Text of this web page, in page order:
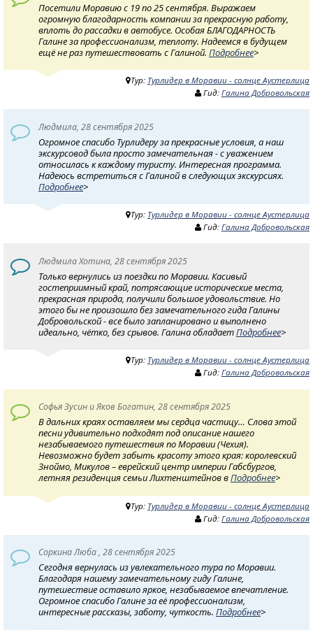
Посетили Моравию с 19 по 25 сентября. Выражаем
огромную благодарность компании за прекрасную работу,
вплоть до рассадки в автобусе. Особая БЛАГОДАРНОСТЬ
Галине за профессионализм, теплоту. Надеемся в будущем
ещё не раз путешествовать с Галиной. Подробнее>
Тур: Турлидер в Моравии - солнце Аустерлица
Гид: Галина Добровольская
Людмила, 28 сентября 2025
Огромное спасибо Турлидеру за прекрасные условия, а наш
экскурсовод была просто замечательная - с уважением
относилась к каждому туристу. Интересная программа.
Надеюсь встретиться с Галиной в следующих экскурсиях.
Подробнее>
Тур: Турлидер в Моравии - солнце Аустерлица
Гид: Галина Добровольская
Людмила Хотина, 28 сентября 2025
Только вернулись из поездки по Моравии. Касивый
гостеприимный край, потрясающие исторические места,
прекрасная природа, получили большое удовольствие. Но
этого бы не произошло без замечательного гида Галины
Добровольской - все было запланировано и выполнено
идеально, чётко, без срывов. Галина обладаетПодробнее>
Тур: Турлидер в Моравии - солнце Аустерлица
Гид: Галина Добровольская
Софья Зусин и Яков Богатин, 28 сентября 2025
В дальних краях оставляем мы сердца частицу… Слова этой
песни удивительно подходят под описание нашего
незабываемого путешествия по Моравии (Чехия).
Невозможно будет забыть красоту этого края: королевский
Зноймо, Микулов – еврейский центр империи Габсбургов,
летняя резиденция семьи Лихтенштейнов вПодробнее>
Тур: Турлидер в Моравии - солнце Аустерлица
Гид: Галина Добровольская
Соркина Люба , 28 сентября 2025
Сегодня вернулась из увлекательного тура по Моравии.
Благодаря нашему замечательному гиду Галине,
путешествие оставило яркое, незабываемое впечатление.
Огромное спасибо Галине за её профессионализм,
интересные рассказы, заботу, чуткость. Подробнее>